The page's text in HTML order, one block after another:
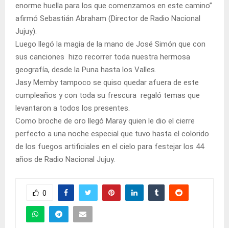
enorme huella para los que comenzamos en este camino”
afirmó Sebastián Abraham (Director de Radio Nacional
Jujuy).
Luego llegó la magia de la mano de José Simón que con
sus canciones hizo recorrer toda nuestra hermosa
geografía, desde la Puna hasta los Valles.
Jasy Memby tampoco se quiso quedar afuera de este
cumpleaños y con toda su frescura regaló temas que
levantaron a todos los presentes.
Como broche de oro llegó Maray quien le dio el cierre
perfecto a una noche especial que tuvo hasta el colorido
de los fuegos artificiales en el cielo para festejar los 44
años de Radio Nacional Jujuy.
0